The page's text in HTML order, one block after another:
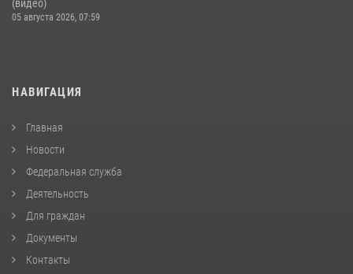
(видео)
05 августа 2026, 07:59
НАВИГАЦИЯ
Главная
Новости
Федеральная служба
Деятельность
Для граждан
Документы
Контакты